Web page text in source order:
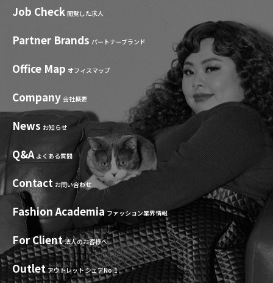
Job Check 閲覧した求人
Partner Brands パートナーブランド
Office Map オフィスマップ
Company 会社概要
News お知らせ
Q&A よくある質問
Contact お問い合わせ
Fashion Academia ファッション業界情報
For Client 法人のお客様へ
Outlet アウトレット シェアNo.1